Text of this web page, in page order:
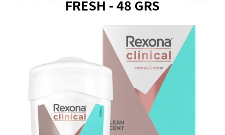
FRESH - 48 GRS